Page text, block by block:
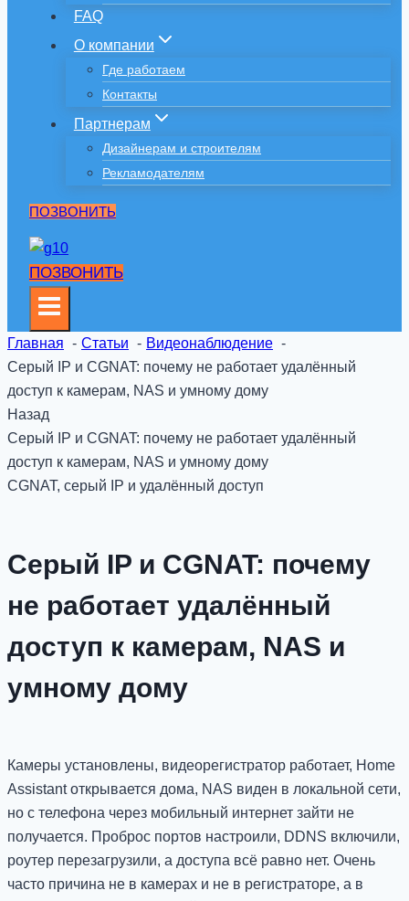
FAQ
О компании
Где работаем
Контакты
Партнерам
Дизайнерам и строителям
Рекламодателям
ПОЗВОНИТЬ
ПОЗВОНИТЬ
Главная Статьи
Видеонаблюдение
Серый IP и CGNAT: почему не работает удалённый
доступ к камерам, NAS и умному дому
Назад
Серый IP и CGNAT: почему не работает удалённый
доступ к камерам, NAS и умному дому
CGNAT, серый IP и удалённый доступ
Серый IP и CGNAT: почему
не работает удалённый
доступ к камерам, NAS и
умному дому
Камеры установлены, видеорегистратор работает, Home
Assistant открывается дома, NAS виден в локальной сети,
но с телефона через мобильный интернет зайти не
получается. Проброс портов настроили, DDNS включили,
роутер перезагрузили, а доступа всё равно нет. Очень
часто причина не в камерах и не в регистраторе, а в